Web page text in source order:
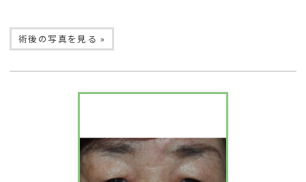
術後の写真を見る »